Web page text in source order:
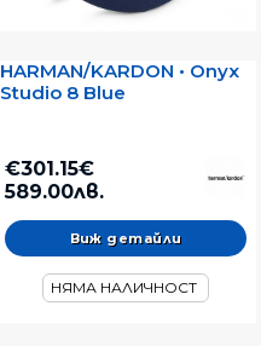
HARMAN/KARDON • Onyx
Studio 8 Blue
€301.15€
589.00лв.
Виж детайли
НЯМА НАЛИЧНОСТ